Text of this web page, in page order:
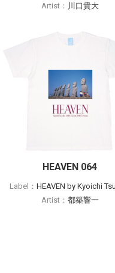
Artist： 川口貴大
HEAVEN 064
Label： HEAVEN by Kyoichi
Artist： 都築響一